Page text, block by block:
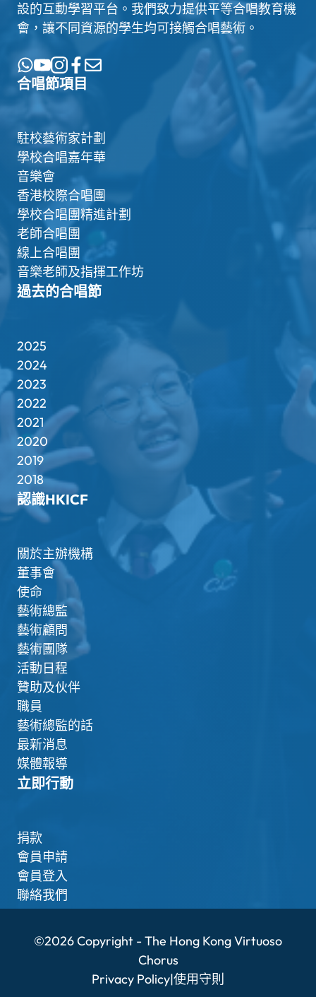
設的互動學習平台。我們致力提供平等合唱教育機
會，讓不同資源的學生均可接觸合唱藝術。
合唱節項目
駐校藝術家計劃
學校合唱嘉年華
音樂會
香港校際合唱團
學校合唱團精進計劃
老師合唱團
線上合唱團
音樂老師及指揮工作坊
過去的合唱節
2025
2024
2023
2022
2021
2020
2019
2018
認識HKICF
關於主辦機構
董事會
使命
藝術總監
藝術顧問
藝術團隊
活動日程
贊助及伙伴
職員
藝術總監的話
最新消息
媒體報導
立即行動
捐款
會員申請
會員登入
聯絡我們
©2026 Copyright - The Hong Kong Virtuoso
Chorus
Privacy Policy|使用守則